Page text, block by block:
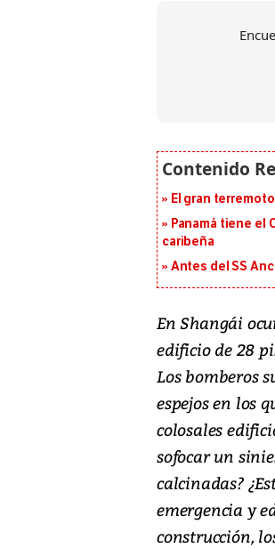
El gran
Panamá tiene el
caribeña
Antes del SS
En Shangái
edificio de 28
Los bomberos
espejos en los
colosales
sofocar un
calcinadas?
emergencia y
construcción,